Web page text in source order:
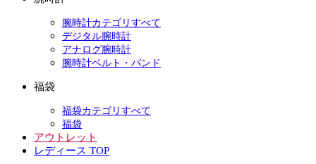
腕時計カテゴリすべて
デジタル腕時計
アナログ腕時計
腕時計ベルト・バンド
福袋
福袋カテゴリすべて
福袋
アウトレット
レディース TOP